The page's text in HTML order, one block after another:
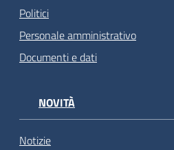
Politici
Personale amministrativo
Documenti e dati
NOVITÀ
Notizie